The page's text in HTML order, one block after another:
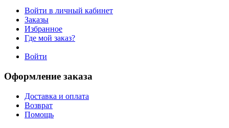
Войти в личный кабинет
Заказы
Избранное
Где мой заказ?
Войти
Оформление заказа
Доставка и оплата
Возврат
Помощь